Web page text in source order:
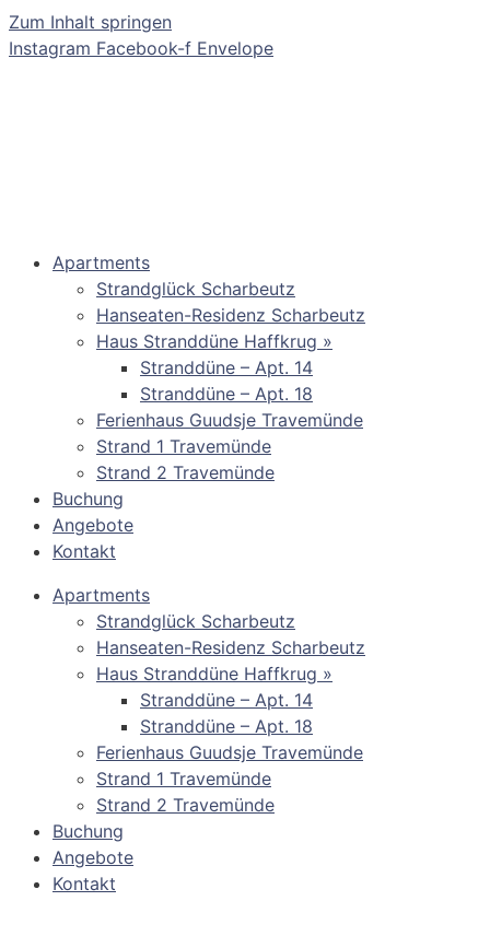
Zum Inhalt springen
Instagram Facebook-f Envelope
Apartments
Strandglück Scharbeutz
Hanseaten-Residenz Scharbeutz
Haus Stranddüne Haffkrug »
Stranddüne – Apt. 14
Stranddüne – Apt. 18
Ferienhaus Guudsje Travemünde
Strand 1 Travemünde
Strand 2 Travemünde
Buchung
Angebote
Kontakt
Apartments
Strandglück Scharbeutz
Hanseaten-Residenz Scharbeutz
Haus Stranddüne Haffkrug »
Stranddüne – Apt. 14
Stranddüne – Apt. 18
Ferienhaus Guudsje Travemünde
Strand 1 Travemünde
Strand 2 Travemünde
Buchung
Angebote
Kontakt